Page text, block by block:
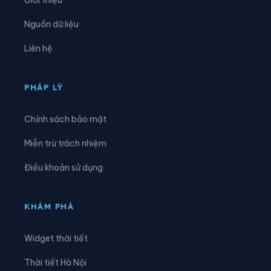
Xã Đại Đồng
Xã Hiệp Hòa
Nguồn dữ liệu
Liên hệ
PHÁP LÝ
Chính sách bảo mật
Miễn trừ trách nhiệm
Điều khoản sử dụng
KHÁM PHÁ
Widget thời tiết
Thời tiết Hà Nội